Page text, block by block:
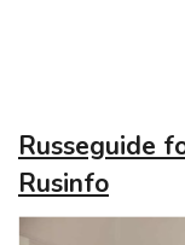
Russeguide
Rusinfo